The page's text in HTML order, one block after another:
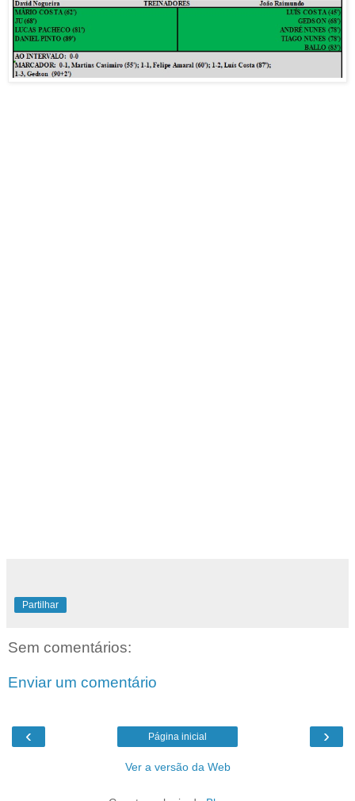
Partilhar
Sem comentários:
Enviar um comentário
‹ ›
Página inicial
Ver a versão da Web